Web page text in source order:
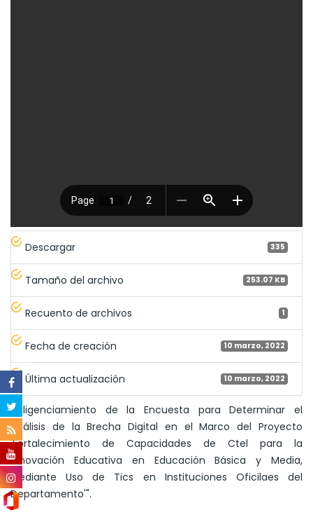
Descargar 335
Tamaño del archivo 253.07 KB
Recuento de archivos 1
Fecha de creación 10 marzo, 2022
Última actualización 10 marzo, 2022
"Diligenciamiento de la Encuesta para Determinar el
Análisis de la Brecha Digital en el Marco del Proyecto
'Fortalecimiento de Capacidades de Ctel para la
Innovación Educativa en Educación Básica y Media,
Mediante Uso de Tics en Instituciones Oficilaes del
Departamento'".